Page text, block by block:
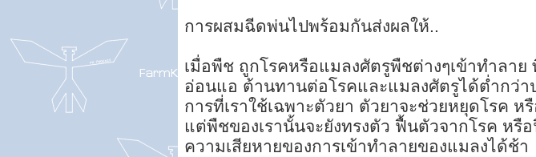
การผสมฉีดพ่นไปพร้อมกันส่งผลให้..
เมื่อพืช ถูกโรคหรือแมลงศัตรูพืชต่างๆเข้าทำลาย
อ่อนแอ ต้านทานต่อโรคและแมลงศัตรูได้ต่ำกว่า
การที่เราใช้เฉพาะตัวยา ตัวยาจะช่วยหยุดโรค ห
แต่พืชของเรานั้นจะยังทรงตัว ฟื้นตัวจากโรค หรื
ความเสียหายของการเข้าทำลายของแมลงได้ช้า